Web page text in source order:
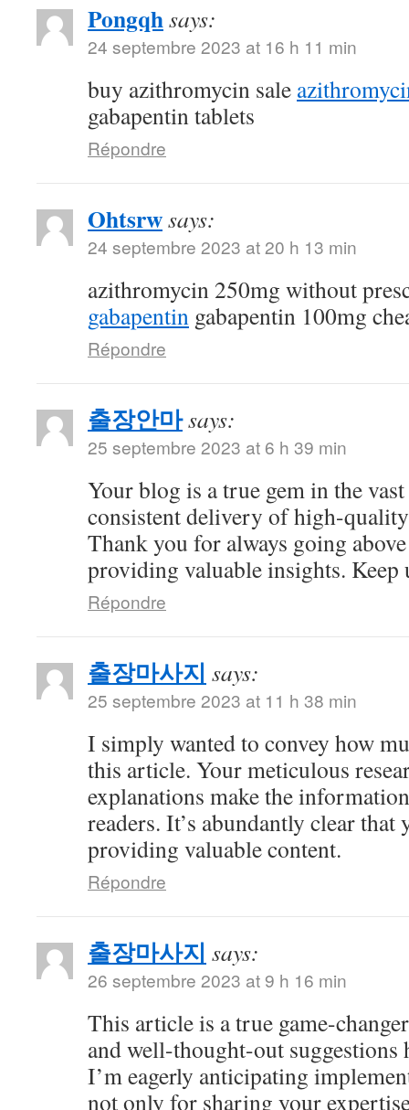
Pongqhsays:
24 septembre 2023 at 16 h 11 min
buy azithromycin sale
gabapentin tablets
Répondre
Ohtsrwsays:
24 septembre 2023 at 20 h 13 min
azithromycin 250mg without
gabapentin gabapentin 100mg
Répondre
출장안마says:
25 septembre 2023 at 6 h 39 min
Your blog is a true gem in the
consistent delivery of high-
Thank you for always going
providing valuable insights.
Répondre
출장마사지 says:
25 septembre 2023 at 11 h 38 min
I simply wanted to convey how
this article. Your meticulous
explanations make the
readers. It’s abundantly clear that
providing valuable content.
Répondre
출장마사지 says:
26 septembre 2023 at 9 h 16 min
This article is a true game-
and well-thought-out
I’m eagerly anticipating
not only for sharing your